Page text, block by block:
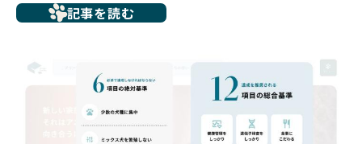
ち、健康面や社会性に問題を抱えていたり、またブリーダー
いるというケースもあります。こうした問題は、消費者にと
っても大きな負担であり、ワンちゃん自身にとっても非常に
だからこそ、私たちは正しい情報と安心して選べる場所を提
供すべきだと考えています。BreederFamiliesでは、ワンち
記事を読む